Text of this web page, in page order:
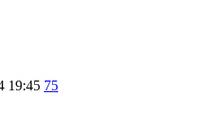
19:45 75